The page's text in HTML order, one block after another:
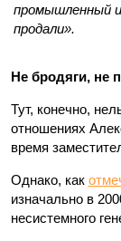
промышленный и
продали».
Не бродяги, не
Тут, конечно,
отношениях
время
Однако, как
изначально в
несистемного